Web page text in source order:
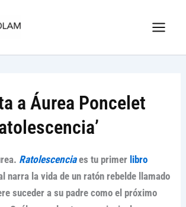
a Áurea Poncelet
Ratolescenciaes tu primer libro
narra la vida de un ratón rebelde llamado
suceder a su padre como el próximo